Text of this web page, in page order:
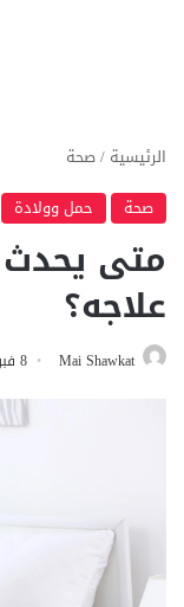
الرئيسية /صحة
صحة
حمل وولادة
متى
علاجه؟
Mai Shawkat 8 فبراير، 2021